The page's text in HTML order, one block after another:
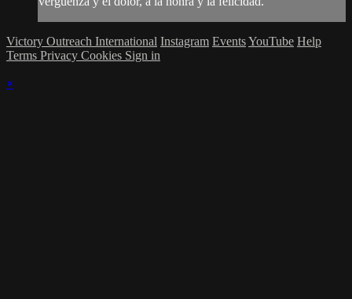
Victory Outreach International Instagram EventsYouTube Help
Terms Privacy Cookies Sign in
×